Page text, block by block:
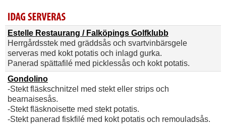
Estelle Restaurang / Falköpings Golfklubb
Herrgårdsstek med gräddsås och svartvinbärsgele
serveras med kokt potatis och inlagd gurka.
Panerad spättafilé med picklessås och kokt potatis.
Gondolino
-Stekt fläskschnitzel med stekt eller strips och
bearnaisesås.
-Stekt fläsknoisette med stekt potatis.
-Stekt panerad fiskfilé med kokt potatis och remouladsås.